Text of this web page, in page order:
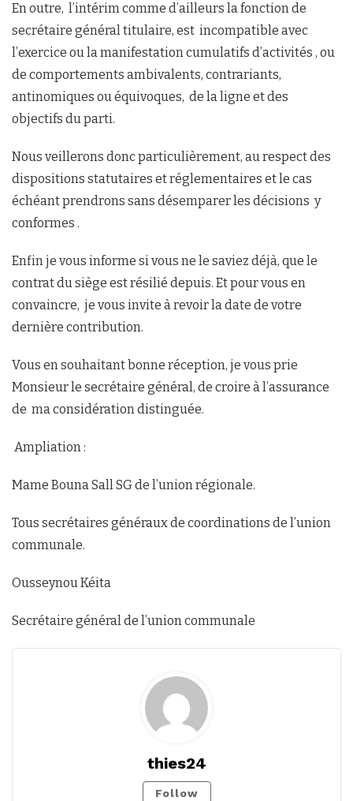
En outre, l’intérim comme d’ailleurs la fonction de
secrétaire général titulaire, est incompatible avec
l’exercice ou la manifestation cumulatifs d’activités , ou
de comportements ambivalents, contrariants,
antinomiques ou équivoques, de la ligne et des
objectifs du parti.
Nous veillerons donc particulièrement, au respect des
dispositions statutaires et réglementaires et le cas
échéant prendrons sans désemparer les décisions y
conformes .
Enfin je vous informe si vous ne le saviez déjà, que le
contrat du siège est résilié depuis. Et pour vous en
convaincre, je vous invite à revoir la date de votre
dernière contribution.
Vous en souhaitant bonne réception, je vous prie
Monsieur le secrétaire général, de croire à l’assurance
de ma considération distinguée.
Ampliation :
Mame Bouna Sall SG de l’union régionale.
Tous secrétaires généraux de coordinations de l’union
communale.
Ousseynou Kéita
Secrétaire général de l’union communale
thies24
Follow